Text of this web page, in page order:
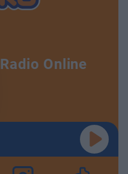
Radio Online